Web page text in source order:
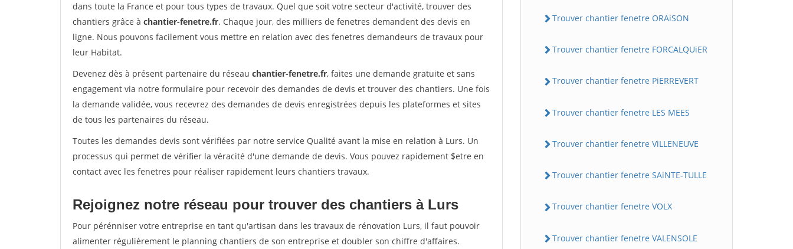
dans toute la France et pour tous types de travaux. Quel que soit votre secteur d'activité, trouver des
chantiers grâce à chantier-fenetre.fr. Chaque jour, des milliers de fenetres demandent des devis en
ligne. Nous pouvons facilement vous mettre en relation avec des fenetres demandeurs de travaux pour
leur Habitat.
Devenez dès à présent partenaire du réseau chantier-fenetre.fr, faites une demande gratuite et sans
engagement via notre formulaire pour recevoir des demandes de devis et trouver des chantiers. Une fois
la demande validée, vous recevrez des demandes de devis enregistrées depuis les plateformes et sites
de tous les partenaires du réseau.
Toutes les demandes devis sont vérifiées par notre service Qualité avant la mise en relation à Lurs. Un
processus qui permet de vérifier la véracité d'une demande de devis. Vous pouvez rapidement $etre en
contact avec les fenetres pour réaliser rapidement leurs chantiers travaux.
Rejoignez notre réseau pour trouver des chantiers à Lurs
Pour pérénniser votre entreprise en tant qu'artisan dans les travaux de rénovation Lurs, il faut pouvoir
alimenter régulièrement le planning chantiers de son entreprise et doubler son chiffre d'affaires.
Trouver chantier fenetre ORAiSON
Trouver chantier fenetre FORCALQUiER
Trouver chantier fenetre PiERREVERT
Trouver chantier fenetre LES MEES
Trouver chantier fenetre ViLLENEUVE
Trouver chantier fenetre SAiNTE-TULLE
Trouver chantier fenetre VOLX
Trouver chantier fenetre VALENSOLE